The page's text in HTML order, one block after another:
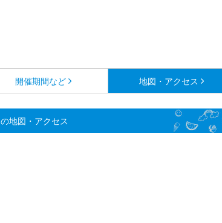
開催期間など 地図・アクセス
地図・アクセス